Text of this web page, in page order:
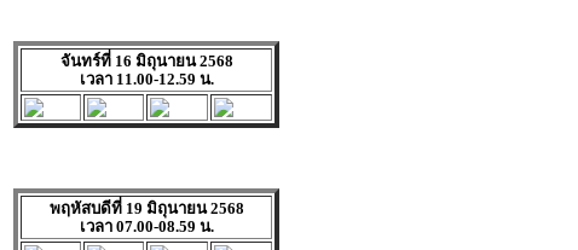
จันทร์ที่ 16 มิถุนายน 2568
เวลา 11.00-12.59 น.
พฤหัสบดีที่ 19 มิถุนายน 2568
เวลา 07.00-08.59 น.